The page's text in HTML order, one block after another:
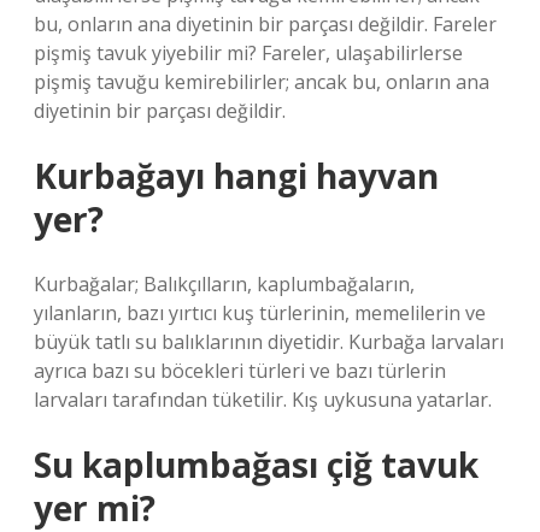
bu, onların ana diyetinin bir parçası değildir. Fareler
pişmiş tavuk yiyebilir mi? Fareler, ulaşabilirlerse
pişmiş tavuğu kemirebilirler; ancak bu, onların ana
diyetinin bir parçası değildir.
Kurbağayı hangi hayvan
yer?
Kurbağalar; Balıkçılların, kaplumbağaların,
yılanların, bazı yırtıcı kuş türlerinin, memelilerin ve
büyük tatlı su balıklarının diyetidir. Kurbağa larvaları
ayrıca bazı su böcekleri türleri ve bazı türlerin
larvaları tarafından tüketilir. Kış uykusuna yatarlar.
Su kaplumbağası çiğ tavuk
yer mi?